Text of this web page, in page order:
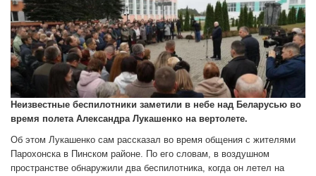
Неизвестные беспилотники заметили в небе над Беларусью во
время полета Александра Лукашенко на вертолете.
Об этом Лукашенко сам рассказал во время общения с жителями
Парохонска в Пинском районе. По его словам, в воздушном
пространстве обнаружили два беспилотника, когда он летел на